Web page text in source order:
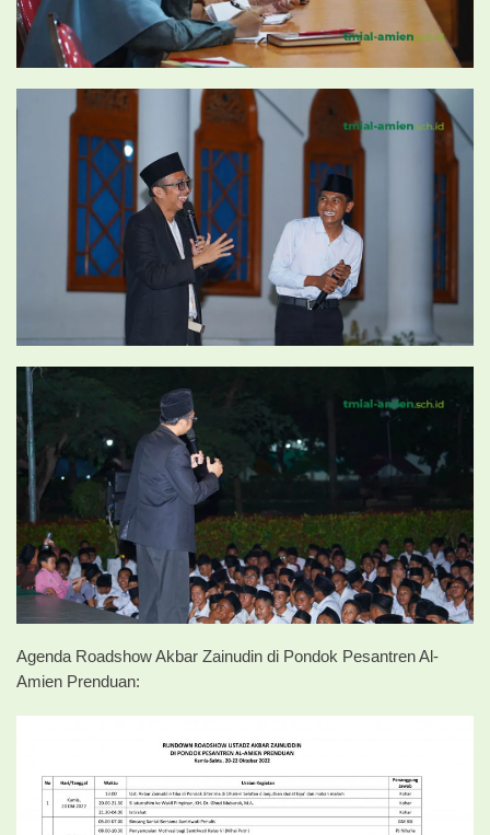
Agenda Roadshow Akbar Zainudin di Pondok Pesantren Al-
Amien Prenduan: